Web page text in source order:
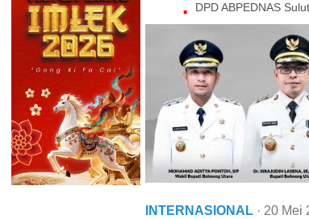
DPD ABPEDNAS
INTERNASIONAL · 20 Mei